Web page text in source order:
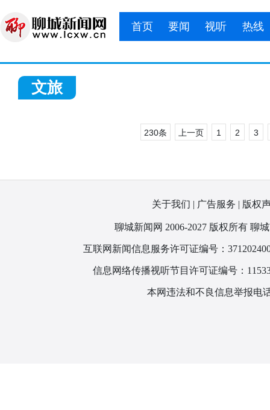
首页 要闻 视听 热线
文旅
230条 上一页 1 2 3
关于我们 | 广告服务 | 版权
聊城新闻网 2006-2027 版权所有 聊
互联网新闻信息服务许可证编号：
信息网络传播视听节目许可证编号：
本网违法和不良信息举报电